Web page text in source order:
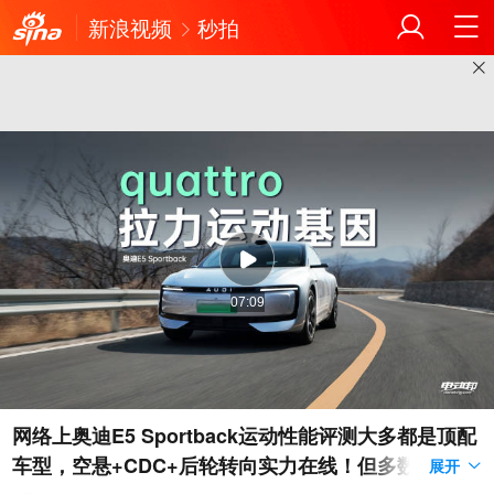
新浪视频 秒拍
07:09
网络上奥迪E5 Sportback运动性能评测大多都是顶配
车型，空悬+CDC+后轮转向实力在线！但多数人关注
展开